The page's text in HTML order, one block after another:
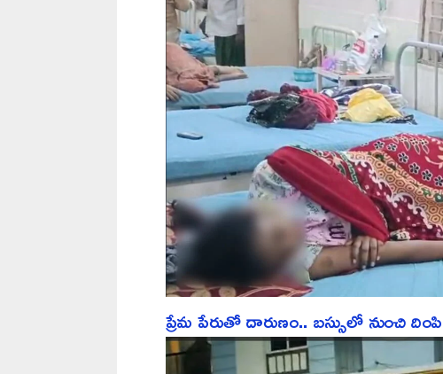
ప్రేమ పేరుతో దారుణం.. బస్సులో నుంచి